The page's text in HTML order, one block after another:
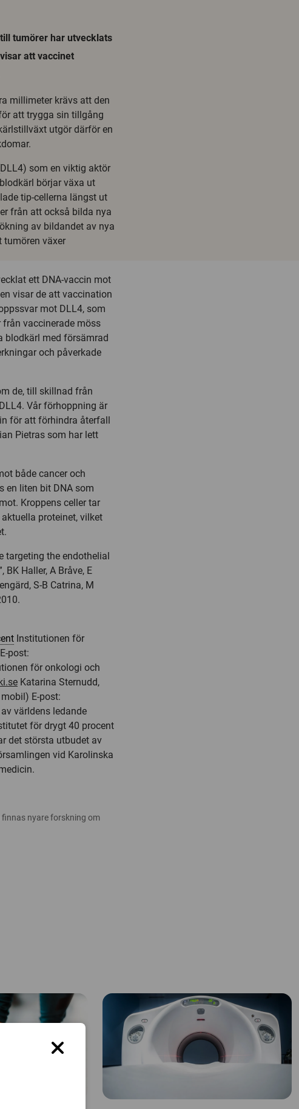
tumörer har utvecklats
att vaccinet
millimeter krävs att den
att trygga sin tillgång
utgör därför en
som en viktig aktör
börjar växa ut
tip-cellerna längst ut
från att också bilda nya
av bildandet av nya
växer
ett DNA-vaccin mot
visar de att vaccination
mot DLL4, som
vaccinerade möss
blodkärl med försämrad
och påverkade
de, till skillnad från
Vår förhoppning är
för att förhindra återfall
Pietras som har lett
både cancer och
en liten bit DNA som
Kroppens celler tar
proteinet, vilket
targeting the endothelial
Haller, A Bråve, E
S-B Catrina, M
Institutionen för
post:
för onkologi och
Katarina Sternudd,
E-post:
världens ledande
för drygt 40 procent
det största utbudet av
vid Karolinska
nyare forskning om